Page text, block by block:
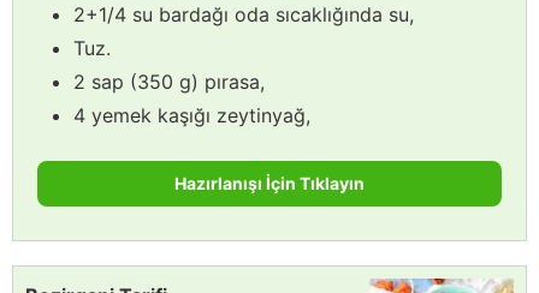
2+1/4 su bardağı oda sıcaklığında su,
Tuz.
2 sap (350 g) pırasa,
4 yemek kaşığı zeytinyağ,
Hazırlanışı İçin Tıklayın